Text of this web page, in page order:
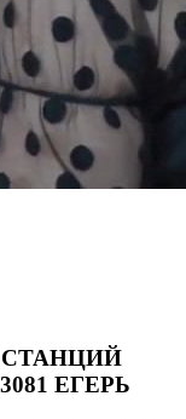
СТАНЦИЙ
ЕГЕРЬ